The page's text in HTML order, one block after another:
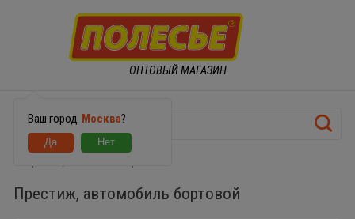
ОПТОВЫЙ МАГАЗИН
Ваш город Москва?
Престиж, автомобиль бортовой